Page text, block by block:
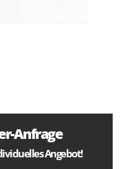
Anfrage
Angebot!